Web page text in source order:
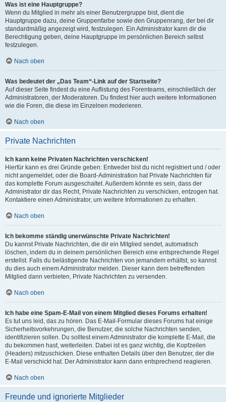
Was ist eine Hauptgruppe?
Wenn du Mitglied in mehr als einer Benutzergruppe bist, dient die
Hauptgruppe dazu, deine Gruppenfarbe sowie den Gruppenrang, der bei dir
standardmäßig angezeigt wird, festzulegen. Ein Administrator kann dir die
Berechtigung geben, deine Hauptgruppe im persönlichen Bereich selbst
festzulegen.
Nach oben
Was bedeutet der „Das Team“-Link auf der Startseite?
Auf dieser Seite findest du eine Auflistung des Forenteams, einschließlich der
Administratoren, der Moderatoren. Du findest hier auch weitere Informationen
wie die Foren, die diese im Einzelnen moderieren.
Nach oben
Private Nachrichten
Ich kann keine Privaten Nachrichten verschicken!
Hierfür kann es drei Gründe geben: Entweder bist du nicht registriert und / oder
nicht angemeldet, oder die Board-Administration hat Private Nachrichten für
das komplette Forum ausgeschaltet. Außerdem könnte es sein, dass der
Administrator dir das Recht, Private Nachrichten zu verschicken, entzogen hat.
Kontaktiere einen Administrator, um weitere Informationen zu erhalten.
Nach oben
Ich bekomme ständig unerwünschte Private Nachrichten!
Du kannst Private Nachrichten, die dir ein Mitglied sendet, automatisch
löschen, indem du in deinem persönlichen Bereich eine entsprechende Regel
erstellst. Falls du belästigende Nachrichten von jemandem erhältst, so kannst
du dies auch einem Administrator melden. Dieser kann dem betreffenden
Mitglied dann verbieten, Private Nachrichten zu versenden.
Nach oben
Ich habe eine Spam-E-Mail von einem Mitglied dieses Forums erhalten!
Es tut uns leid, das zu hören. Das E-Mail-Formular dieses Forums hat einige
Sicherheitsvorkehrungen, die Benutzer, die solche Nachrichten senden,
identifizieren sollen. Du solltest einem Administrator die komplette E-Mail, die
du bekommen hast, weiterleiten. Dabei ist es ganz wichtig, die Kopfzeilen
(Headers) mitzuschicken. Diese enthalten Details über den Benutzer, der die
E-Mail verschickt hat. Der Administrator kann dann entsprechend reagieren.
Nach oben
Freunde und ignorierte Mitglieder